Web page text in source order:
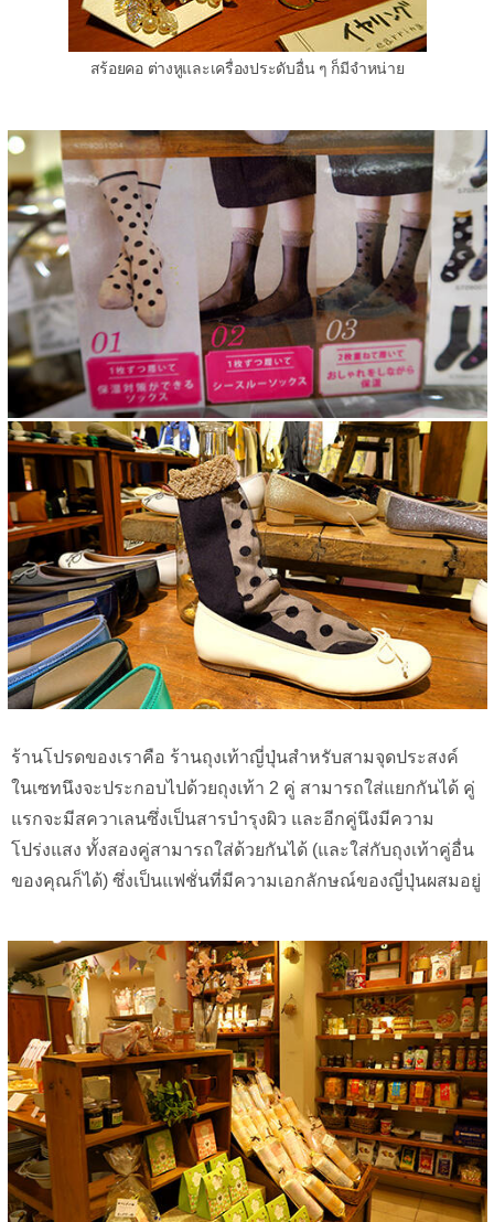
สร้อยคอ ต่างหูและเครื่องประดับอื่น ๆ ก็มีจำหน่าย
ร้านโปรดของเราคือ ร้านถุงเท้าญี่ปุ่นสำหรับสามจุดประสงค์
ในเซทนึงจะประกอบไปด้วยถุงเท้า 2 คู่ สามารถใส่แยกกันได้ คู่
แรกจะมีสควาเลนซึ่งเป็นสารบำรุงผิว และอีกคู่นึงมีความ
โปร่งแสง ทั้งสองคู่สามารถใส่ด้วยกันได้ (และใส่กับถุงเท้าคู่อื่น
ของคุณก็ได้) ซึ่งเป็นแฟชั่นที่มีความเอกลักษณ์ของญี่ปุ่นผสมอยู่